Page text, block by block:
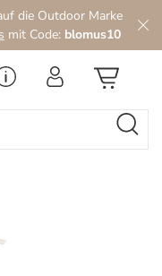
die Outdoor Marke
mit Code: blomus10